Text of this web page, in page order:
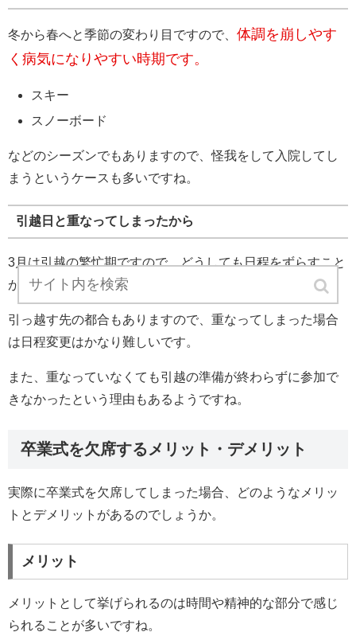
冬から春へと季節の変わり目ですので、 体調を崩しやす
く病気になりやすい時期です。
スキー
スノーボード
などのシーズンでもありますので、怪我をして入院してし
まうというケースも多いですね。
引越日と重なってしまったから
3月は引越の繁忙期ですので、どうしても日程をずらすこと
ができずに重なってしまうこともあります。
引っ越す先の都合もありますので、重なってしまった場合
は日程変更はかなり難しいです。
また、重なっていなくても引越の準備が終わらずに参加で
きなかったという理由もあるようですね。
卒業式を欠席するメリット・デメリット
実際に卒業式を欠席してしまった場合、どのようなメリッ
トとデメリットがあるのでしょうか。
メリット
メリットとして挙げられるのは時間や精神的な部分で感じ
られることが多いですね。